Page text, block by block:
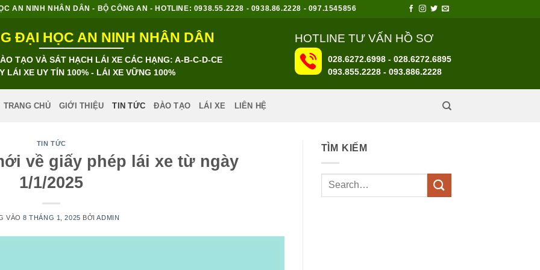
AN NINH NHÂN DÂN - BỘ CÔNG AN - HOTLINE: 0938.55.2228 - 0938.86.2228 - 097.1545856
ĐẠI HỌC AN NINH NHÂN DÂN
TẠO VÀ SÁT HẠCH LÁI XE CÁC HẠNG: A-B-C-D-CE
LÁI XE UY TÍN 100% - LÁI XE VỮNG 100%
HOTLINE TƯ VẤN HỒ SƠ
028.6272.6998 - 028.6272.6895
093.855.2228 - 093.886.2228
TRANG CHỦ GIỚI THIỆU TIN TỨC ĐÀO TẠO LÁI XE LIÊN HỆ
TIN TỨC
về giấy phép lái xe từ ngày
1/1/2025
VÀO8 THÁNG 1, 2025 BỞIADMIN
TÌM KIẾM